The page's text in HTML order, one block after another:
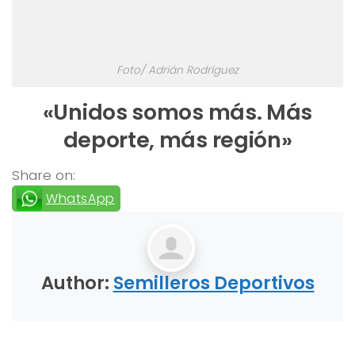
Foto/ Adrián Rodríguez
«Unidos somos más. Más
deporte, más región»
Share on:
WhatsApp
Author: Semilleros Deportivos